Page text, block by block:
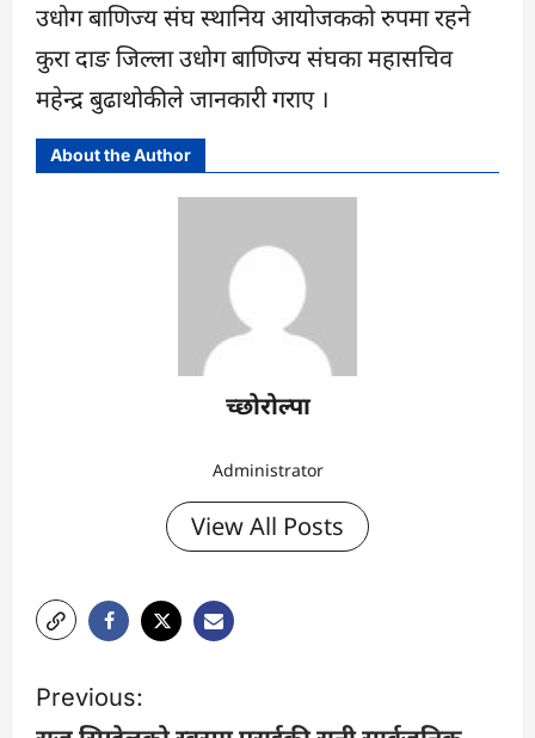
उधोग बाणिज्य संघ स्थानिय आयोजकको रुपमा रहने
कुरा दाङ जिल्ला उधोग बाणिज्य संघका महासचिव
महेन्द्र बुढाथोकीले जानकारी गराए ।
About the Author
च्छोरोल्पा
Administrator
View All Posts
P
Previous: